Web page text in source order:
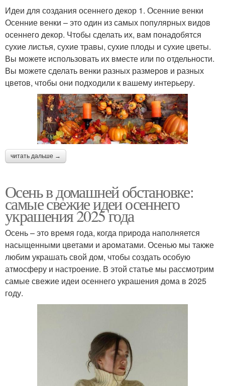
Идеи для создания осеннего декор 1. Осенние венки
Осенние венки – это один из самых популярных видов
осеннего декор. Чтобы сделать их, вам понадобятся
сухие листья, сухие травы, сухие плоды и сухие цветы.
Вы можете использовать их вместе или по отдельности.
Вы можете сделать венки разных размеров и разных
цветов, чтобы они подходили к вашему интерьеру.
читать дальше →
Осень в домашней обстановке:
самые свежие идеи осеннего
украшения 2025 года
Осень – это время года, когда природа наполняется
насыщенными цветами и ароматами. Осенью мы также
любим украшать свой дом, чтобы создать особую
атмосферу и настроение. В этой статье мы рассмотрим
самые свежие идеи осеннего украшения дома в 2025
году.